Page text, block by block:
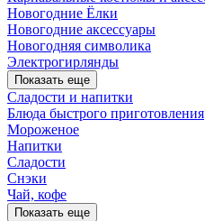
Новогодние Ёлки
Новогодние аксессуары
Новогодняя символика
Электрогирлянды
Показать еще
Сладости и напитки
Блюда быстрого приготовления
Мороженое
Напитки
Сладости
Снэки
Чай, кофе
Показать еще